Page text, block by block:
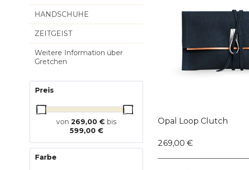
HANDSCHUHE
ZEITGEIST
Weitere Information über
Gretchen
Preis
von 269,00 € bis
599,00 €
Farbe
Opal Loop Clutch
269,00 €